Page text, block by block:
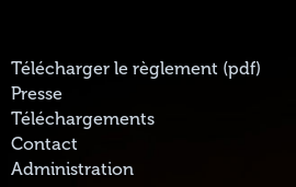
Télécharger le règlement (pdf)
Presse
Téléchargements
Contact
Administration